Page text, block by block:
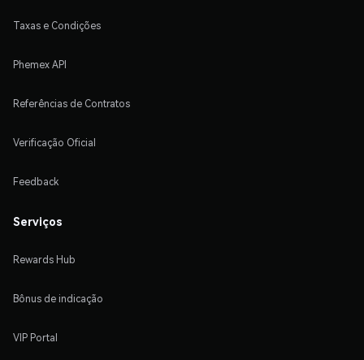
Taxas e Condições
Phemex API
Referências de Contratos
Verificação Oficial
Feedback
Serviços
Rewards Hub
Bônus de indicação
VIP Portal